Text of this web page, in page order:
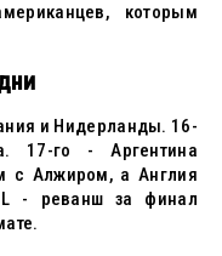
которым
и Нидерланды. 16-
17-го - Аргентина
с Алжиром, а Англия
L - реванш за финал